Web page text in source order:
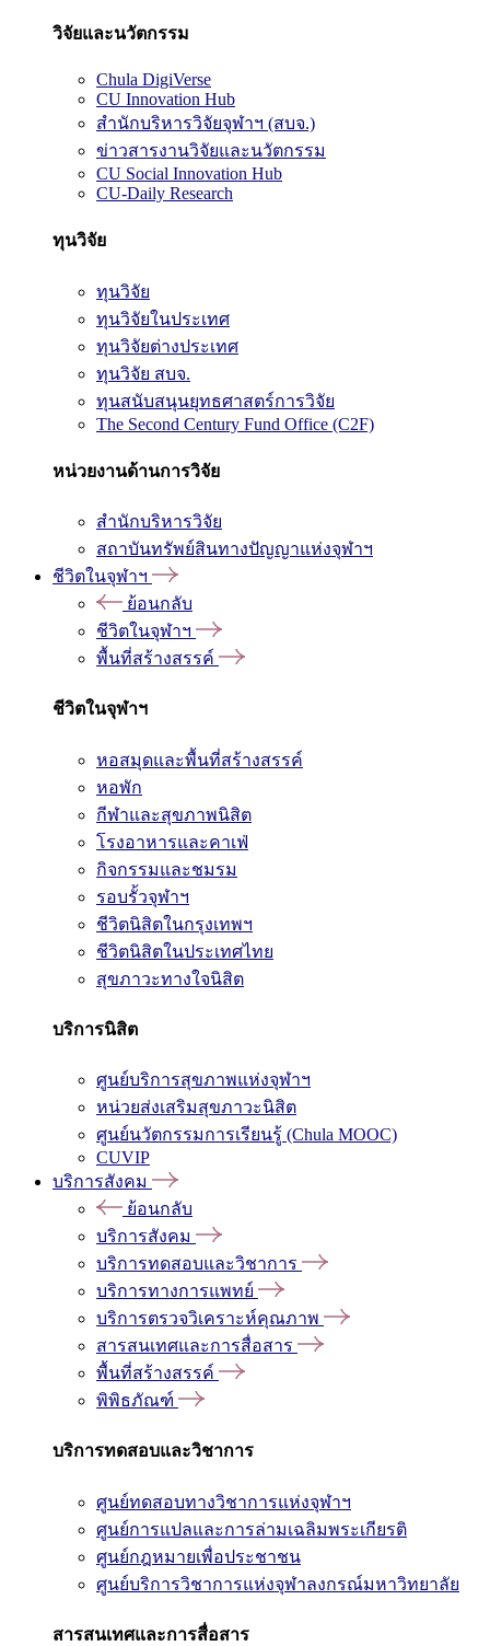
วิจัยและนวัตกรรม
Chula DigiVerse
CU Innovation Hub
สำนักบริหารวิจัยจุฬาฯ (สบจ.)
ข่าวสารงานวิจัยและนวัตกรรม
CU Social Innovation Hub
CU-Daily Research
ทุนวิจัย
ทุนวิจัย
ทุนวิจัยในประเทศ
ทุนวิจัยต่างประเทศ
ทุนวิจัย สบจ.
ทุนสนับสนุนยุทธศาสตร์การวิจัย
The Second Century Fund Office (C2F)
หน่วยงานด้านการวิจัย
สำนักบริหารวิจัย
สถาบันทรัพย์สินทางปัญญาแห่งจุฬาฯ
ชีวิตในจุฬาฯ
ย้อนกลับ
ชีวิตในจุฬาฯ
พื้นที่สร้างสรรค์
ชีวิตในจุฬาฯ
หอสมุดและพื้นที่สร้างสรรค์
หอพัก
กีฬาและสุขภาพนิสิต
โรงอาหารและคาเฟ่
กิจกรรมและชมรม
รอบรั้วจุฬาฯ
ชีวิตนิสิตในกรุงเทพฯ
ชีวิตนิสิตในประเทศไทย
สุขภาวะทางใจนิสิต
บริการนิสิต
ศูนย์บริการสุขภาพแห่งจุฬาฯ
หน่วยส่งเสริมสุขภาวะนิสิต
ศูนย์นวัตกรรมการเรียนรู้ (Chula MOOC)
CUVIP
บริการสังคม
ย้อนกลับ
บริการสังคม
บริการทดสอบและวิชาการ
บริการทางการแพทย์
บริการตรวจวิเคราะห์คุณภาพ
สารสนเทศและการสื่อสาร
พื้นที่สร้างสรรค์
พิพิธภัณฑ์
บริการทดสอบและวิชาการ
ศูนย์ทดสอบทางวิชาการแห่งจุฬาฯ
ศูนย์การแปลและการล่ามเฉลิมพระเกียรติ
ศูนย์กฎหมายเพื่อประชาชน
ศูนย์บริการวิชาการแห่งจุฬาลงกรณ์มหาวิทยาลัย
สารสนเทศและการสื่อสาร